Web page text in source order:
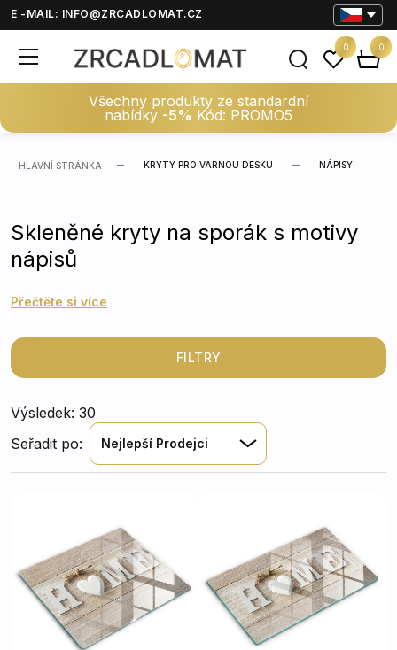
E -MAIL: INFO@ZRCADLOMAT.CZ
Všechny produkty ze standardní
nabídky -5% Kód: PROMO5
0 0
HLAVNÍ STRÁNKA KRYTY PRO VARNOU DESKU NÁPISY
Skleněné kryty na sporák s motivy
nápisů
Přečtěte si více
FILTRY
Výsledek: 30
Seřadit po:
Nejlepší Prodejci